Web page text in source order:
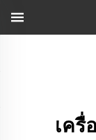
เครื่